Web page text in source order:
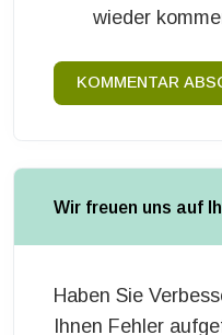
wieder
KOMMENTAR
Wir freuen uns auf
Haben Sie
Ihnen Fehler